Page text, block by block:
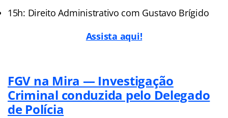
15h: Direito Administrativo com Gustavo Brígido
Assista aqui!
FGV na Mira — Investigação
Criminal conduzida pelo Delegado
de Polícia